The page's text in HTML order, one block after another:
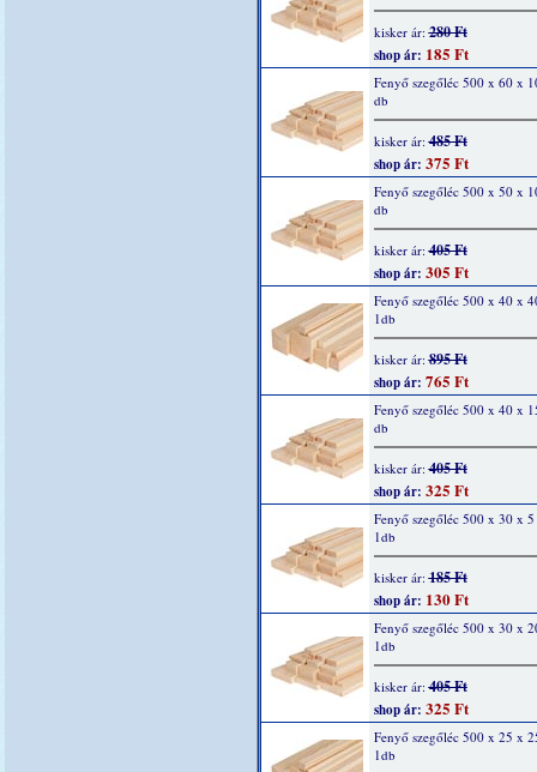
kisker ár:280 Ft
shop ár: 185 Ft
Fenyő szegőléc 500 x 60 x
db
kisker ár:485 Ft
shop ár: 375 Ft
Fenyő szegőléc 500 x 50 x
db
kisker ár:405 Ft
shop ár: 305 Ft
Fenyő szegőléc 500 x 40 x
1db
kisker ár:895 Ft
shop ár: 765 Ft
Fenyő szegőléc 500 x 40 x
db
kisker ár:405 Ft
shop ár: 325 Ft
Fenyő szegőléc 500 x 30 x
1db
kisker ár:185 Ft
shop ár: 130 Ft
Fenyő szegőléc 500 x 30 x
1db
kisker ár:405 Ft
shop ár: 325 Ft
Fenyő szegőléc 500 x 25 x
1db